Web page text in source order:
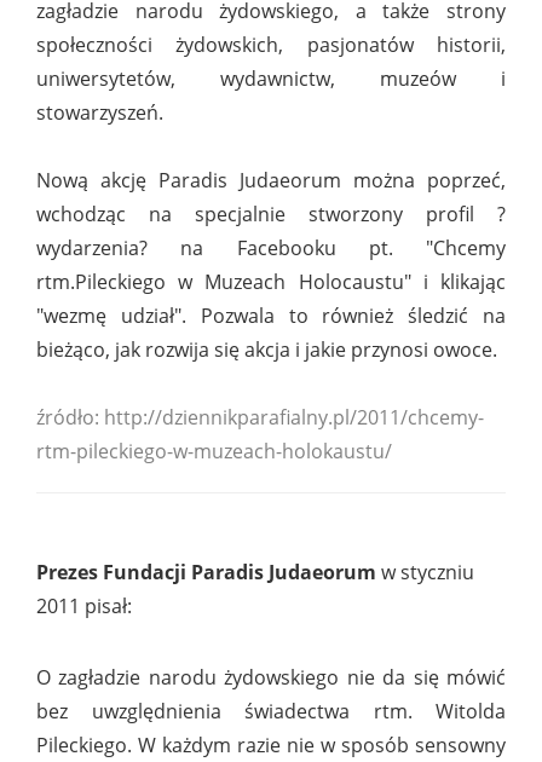
zagładzie narodu żydowskiego, a także strony
społeczności żydowskich, pasjonatów historii,
uniwersytetów, wydawnictw, muzeów i
stowarzyszeń.
Nową akcję Paradis Judaeorum można poprzeć,
wchodząc na specjalnie stworzony profil ?
wydarzenia? na Facebooku pt. "Chcemy
rtm.Pileckiego w Muzeach Holocaustu" i klikając
"wezmę udział". Pozwala to również śledzić na
bieżąco, jak rozwija się akcja i jakie przynosi owoce.
źródło: http://dziennikparafialny.pl/2011/chcemy-
rtm-pileckiego-w-muzeach-holokaustu/
Prezes Fundacji Paradis Judaeorum w styczniu
2011 pisał:
O zagładzie narodu żydowskiego nie da się mówić
bez uwzględnienia świadectwa rtm. Witolda
Pileckiego. W każdym razie nie w sposób sensowny